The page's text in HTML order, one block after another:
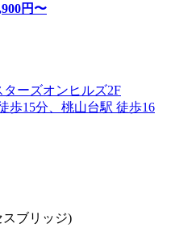
円〜
ーズオンヒルズ2F
歩15分、桃山台駅 徒歩16
スブリッジ)